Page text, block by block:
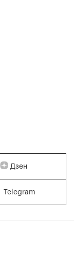
Дзен
Telegram